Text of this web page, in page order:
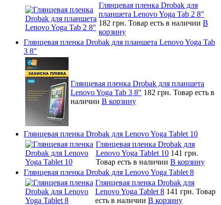
Глянцевая пленка Drobak для
планшета Lenovo Yoga Tab 2 8"
182 грн. Товар есть в наличии В
корзину
Глянцевая пленка Drobak для планшета Lenovo Yoga Tab
3 8"
Глянцевая пленка Drobak для планшета
Lenovo Yoga Tab 3 8" 182 грн. Товар есть в
наличии В корзину
Глянцевая пленка Drobak для Lenovo Yoga Tablet 10
Глянцевая пленка Drobak для
Lenovo Yoga Tablet 10 141 грн.
Товар есть в наличии В корзину
Глянцевая пленка Drobak для Lenovo Yoga Tablet 8
Глянцевая пленка Drobak для
Lenovo Yoga Tablet 8 141 грн. Товар
есть в наличии В корзину